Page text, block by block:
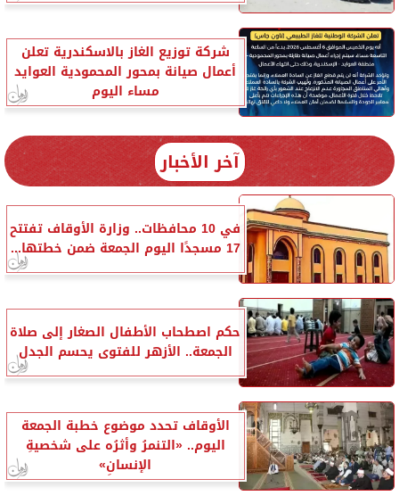
شركة توزيع الغاز بالاسكندرية تعلن
أعمال صيانة بمحور المحمودية العوايد
مساء اليوم
آخر الأخبار
في 10 محافظات.. وزارة الأوقاف تفتتح
17 مسجدًا اليوم الجمعة ضمن خطتها...
حكم اصطحاب الأطفال الصغار إلى صلاة
الجمعة.. الأزهر للفتوى يحسم الجدل
الأوقاف تحدد موضوع خطبة الجمعة
اليوم.. «التنمرُ وأثرُه على شخصيةِ
الإنسانِ»